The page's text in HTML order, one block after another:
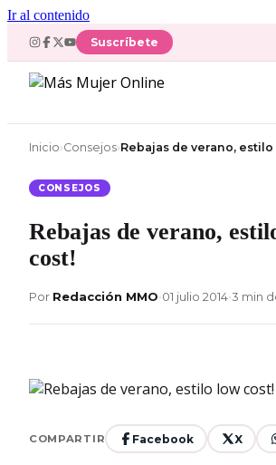
Ir al contenido
Suscríbete
Inicio›Consejos›Rebajas de verano,
CONSEJOS
Rebajas de verano,
cost!
Por Redacción MMO•01 julio 2014•3 min
COMPARTIR Facebook X